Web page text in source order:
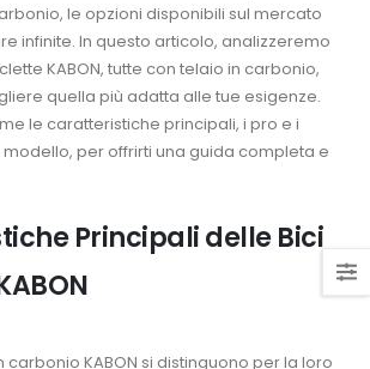
le opzioni disponibili sul mercato
infinite. In questo articolo, analizzeremo
KABON, tutte con telaio in carbonio,
quella più adatta alle tue esigenze.
le caratteristiche principali, i pro e i
per offrirti una guida completa e
Principali delle Bici
carbonio KABON si distinguono per la loro